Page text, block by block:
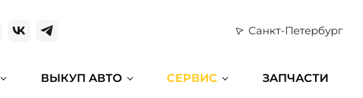
Санкт-Петербург
ВЫКУП АВТО СЕРВИС ЗАПЧАСТИ